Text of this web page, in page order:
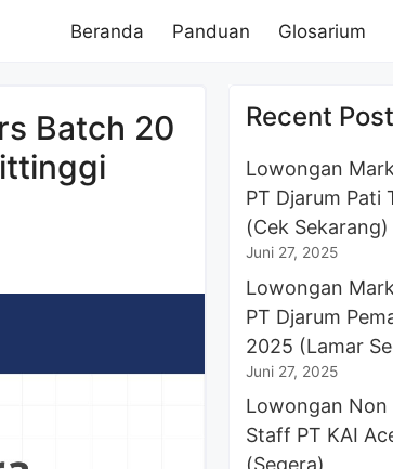
Beranda Panduan Glosarium
Batch 20
Recent
Lowongan
PT Djarum Pati
(Cek Sekarang)
Juni 27, 2025
Lowongan
PT Djarum
2025 (Lamar
Juni 27, 2025
Lowongan Non
Staff PT KAI